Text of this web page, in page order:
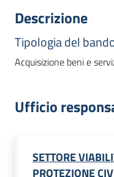
su
Descrizione
Tipologia del
Acquisizione beni e
Ufficio
SETTORE
PROTEZIONE